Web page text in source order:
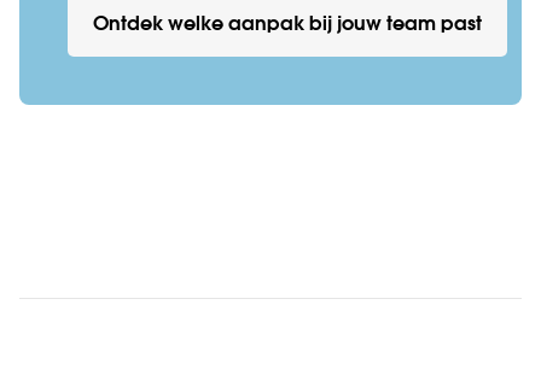
Ontdek welke aanpak bij jouw team past